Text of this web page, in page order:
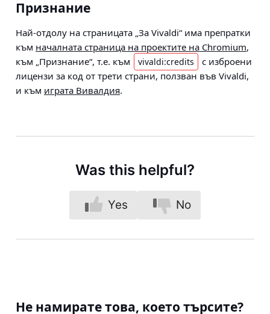
Признание
Най-отдолу на страницата „За Vivaldi“ има препратки
към началната страница на проектите на Chromium,
към „Признание“, т.е. към
vivaldi:credits
с изброени
лицензи за код от трети страни, ползван във Vivaldi,
и към играта Вивалдия.
Was this helpful?
Yes No
Не намирате това, което търсите?